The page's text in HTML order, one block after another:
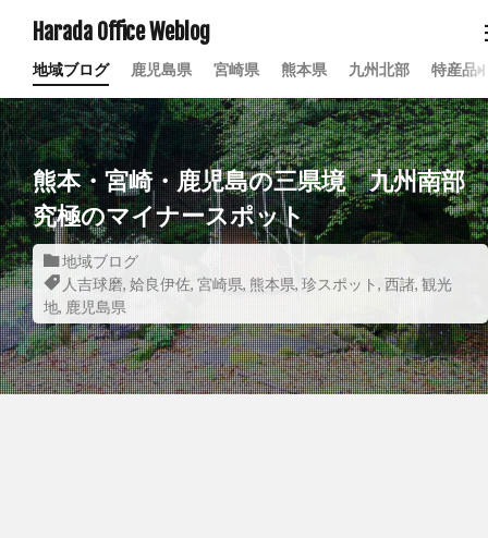
Harada Office Weblog
地域ブログ 鹿児島県 宮崎県 熊本県 九州北部 特産品
熊本・宮崎・鹿児島の三県境 九州南部
究極のマイナースポット
地域ブログ
人吉球磨, 姶良伊佐, 宮崎県, 熊本県, 珍スポット, 西諸, 観光
地, 鹿児島県